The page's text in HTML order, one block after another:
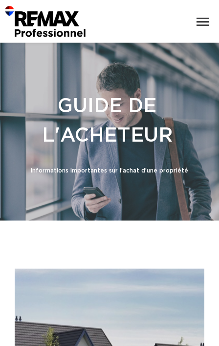
GUIDE DE
L'ACHETEUR
Informations importantes sur l’achat d’une propriété